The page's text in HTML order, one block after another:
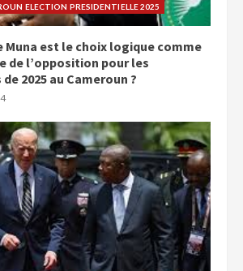
ELECTION PRESIDENTIELLE 2025
Muna est le choix logique comme
de l’opposition pour les
2025 au Cameroun ?